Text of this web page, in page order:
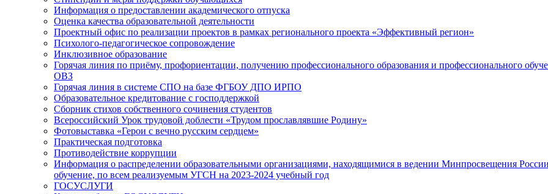
Информация о предоставлении академического отпуска
Оценка качества образовательной деятельности
Проектный офис по реализации проектов в рамках регионального проекта «Эффективный регион»
Психолого-педагогическое сопровождение
Инклюзивное образование
Горячая линия по приёму, профориентации, получению профессионального образования и профессионального
ОВЗ
Горячая линия в системе СПО на базе ФГБОУ ДПО ИРПО
Образовательное кредитование с господдержкой
Сборник стихов собственного сочинения студентов
Всероссийский Урок трудовой доблести «Трудом прославлявшие Родину»
Фотовыставка «Герои с вечно русским сердцем»
Практическая подготовка
Противодействие коррупции
Информация о распределении образовательными организациями, находящимися в ведении Минпросвещения
обучение, по всем реализуемым УГСН на 2023-2024 учебный год
ГОСУСЛУГИ